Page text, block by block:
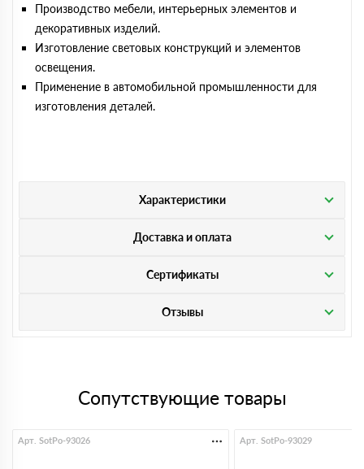
Производство мебели, интерьерных элементов и
декоративных изделий.
Изготовление световых конструкций и элементов
освещения.
Применение в автомобильной промышленности для
изготовления деталей.
Характеристики
Доставка и оплата
Сертификаты
Отзывы
Сопутствующие товары
Арт. SotPo-93026 Арт. SotPo-93029